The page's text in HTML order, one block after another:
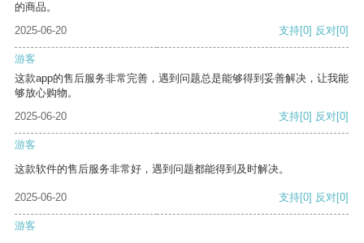
的商品。
2025-06-20
支持[0] 反对[0]
游客
这款app的售后服务非常完善，遇到问题总是能够得到妥善解决，让我能
够放心购物。
2025-06-20
支持[0] 反对[0]
游客
这款软件的售后服务非常好，遇到问题都能得到及时解决。
2025-06-20 支持[0] 反对[0]
游客